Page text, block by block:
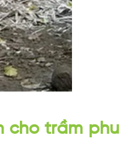
cho trầm phu